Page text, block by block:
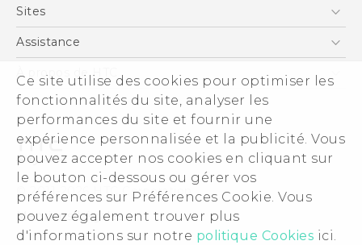
Ce site utilise des cookies pour optimiser les
fonctionnalités du site, analyser les
performances du site et fournir une
expérience personnalisée et la publicité. Vous
pouvez accepter nos cookies en cliquant sur
le bouton ci-dessous ou gérer vos
préférences sur Préférences Cookie. Vous
pouvez également trouver plus
d'informations sur notre politique Cookies ici.
réglementation
English - Safety and regulatory guide
Smartphones
Vive
Accessoires
Sites
HTC Vive
HTC Pro
Assistance
eCommerce Support
À propos de HTC
ESG
Informations sur la société
Sécurité du produit
Politique de confidentialité
Cookie Preferences
Carrières
© 2011-2026 HTC Corporation
Mentions Légales